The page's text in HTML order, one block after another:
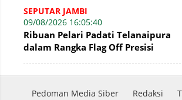
SEPUTAR JAMBI
09/08/2026 16:05:40
Ribuan Pelari Padati Telanaipura
dalam Rangka Flag Off Presisi
Pedoman Media Siber Redaksi